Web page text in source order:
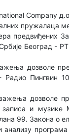
Company
пружалаца
предвиђених
Београд -
дозволе
Радио Пингвин
дозволе
и
99. Закона о